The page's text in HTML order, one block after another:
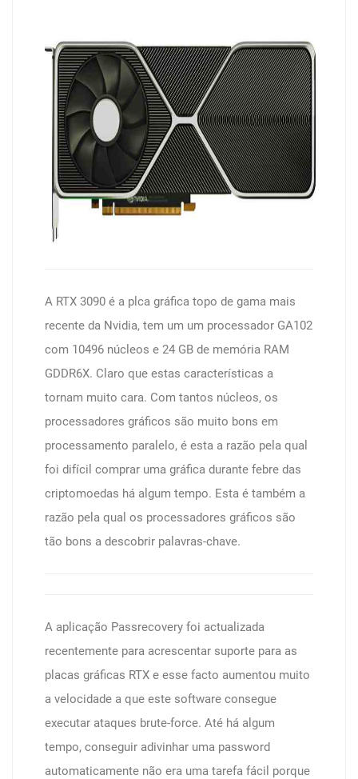
A RTX 3090 é a plca gráfica topo de gama mais
recente da Nvidia, tem um um processador GA102
com 10496 núcleos e 24 GB de memória RAM
GDDR6X. Claro que estas características a
tornam muito cara. Com tantos núcleos, os
processadores gráficos são muito bons em
processamento paralelo, é esta a razão pela qual
foi difícil comprar uma gráfica durante febre das
criptomoedas há algum tempo. Esta é também a
razão pela qual os processadores gráficos são
tão bons a descobrir palavras-chave.
A aplicação Passrecovery foi actualizada
recentemente para acrescentar suporte para as
placas gráficas RTX e esse facto aumentou muito
a velocidade a que este software consegue
executar ataques brute-force. Até há algum
tempo, conseguir adivinhar uma password
automaticamente não era uma tarefa fácil porque